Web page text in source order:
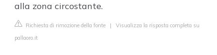
alla zona circostante.
Richiesta di rimozione della fonte | Visualizza la risposta completa su
pallaoro.it